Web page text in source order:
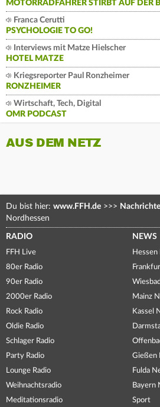
MOTORRADFAHRER STIRBT AUF DER
Franca Cerutti
PSYCHOLOGIE TO GO!
Interviews mit Matze Hielscher
HOTEL MATZE
Kriegsreporter Paul Ronzheimer
RONZHEIMER
Wirtschaft, Tech, Digital
OMR PODCAST
AUS DEM NETZ
Du bist hier: www.FFH.de >>>
Nordhessen
RADIO
FFH Live
80er Radio
90er Radio
2000er Radio
Rock Radio
Oldie Radio
Schlager Radio
Party Radio
Lounge Radio
Weihnachtsradio
Meditationsradio
NEWS
Hessen
Mainz
Kassel
Gießen
Fulda
Bayern
Sport